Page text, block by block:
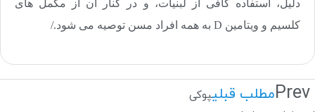
دلیل، استفاده کافی از لبنیات، و در کنار آن از مکمل های
کلسیم و ویتامین D به همه افراد مسن توصیه می شود./
Prevمطلب قبلیپوکی